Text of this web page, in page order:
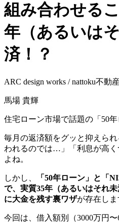
組み合わせる
年（あるいは
済！？
ARC design works / nattoku不動
馬場 貴輝
住宅ローン市場で話題の「50年
毎月の返済額をグッと抑えら
われるのでは…」「利息が高
よね。
しかし、
「50年ローン」と「
で、実質35年（あるいはそれ
に大金を残す裏ワザが存在しま
今回は、借入額別（3000万円